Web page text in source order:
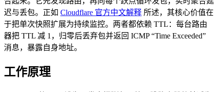
迟与丢包。正如 Cloudflare 官方中文解释 所述，其核心价值在
于把单次快照扩展为持续监控。两者都依赖 TTL：每台路由
器把 TTL 减 1，归零后丢弃包并返回 ICMP “Time Exceeded”
消息，暴露自身地址。
工作原理